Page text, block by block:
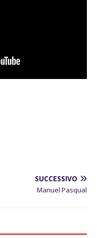
SUCCESSIVO
Manuel Pasqual